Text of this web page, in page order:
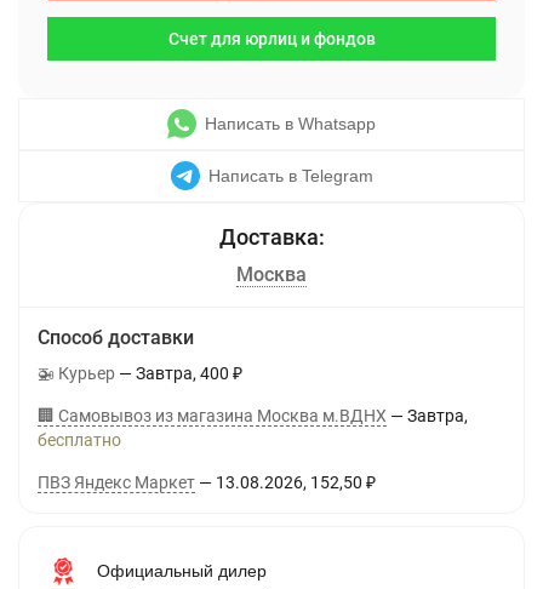
Счет для юрлиц и фондов
Написать в Whatsapp
Написать в Telegram
Москва
Способ доставки
🚁 Курьер Завтра 400 ₽
🏢 Самовывоз из магазина Москва м.ВДНХ
Завтра
Бесплатно
ПВЗ Яндекс Маркет 13.08.2026 152,50 ₽
Официальный дилер